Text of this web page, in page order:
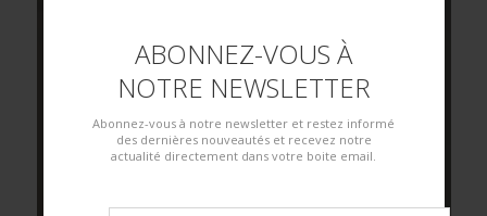
ABONNEZ-VOUS À
NOTRE NEWSLETTER
Abonnez-vous à notre newsletter et restez informé
des dernières nouveautés et recevez notre
actualité directement dans votre boite email.